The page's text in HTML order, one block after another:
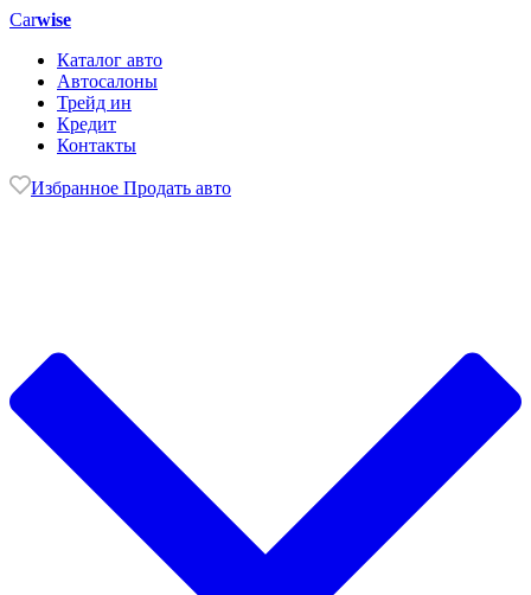
Carwise
Каталог авто
Автосалоны
Трейд ин
Кредит
Контакты
Избранное Продать авто